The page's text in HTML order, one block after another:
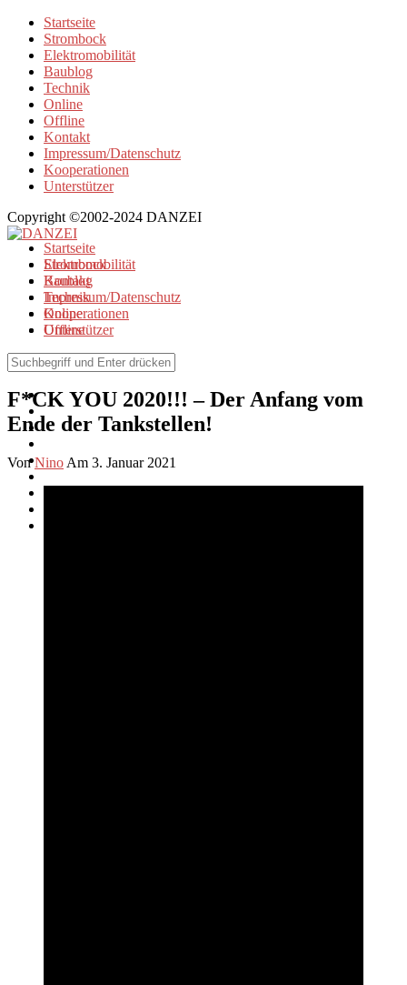
Startseite
Strombock
Elektromobilität
Baublog
Technik
Online
Offline
Kontakt
Impressum/Datenschutz
Kooperationen
Unterstützer
Copyright ©2002-2024 DANZEI
Startseite
Strombock
Kontakt
Impressum/Datenschutz
Kooperationen
Unterstützer
Elektromobilität
Baublog
Technik
Online
Offline
Elektromobilität/Offline
F*CK YOU 2020!!! – Der Anfang vom
Ende der Tankstellen!
VonNino Am 3. Januar 2021